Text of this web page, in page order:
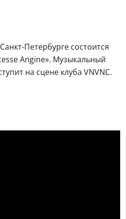
Петербурге состоится
Angine». Музыкальный
на сцене клуба VNVNC.